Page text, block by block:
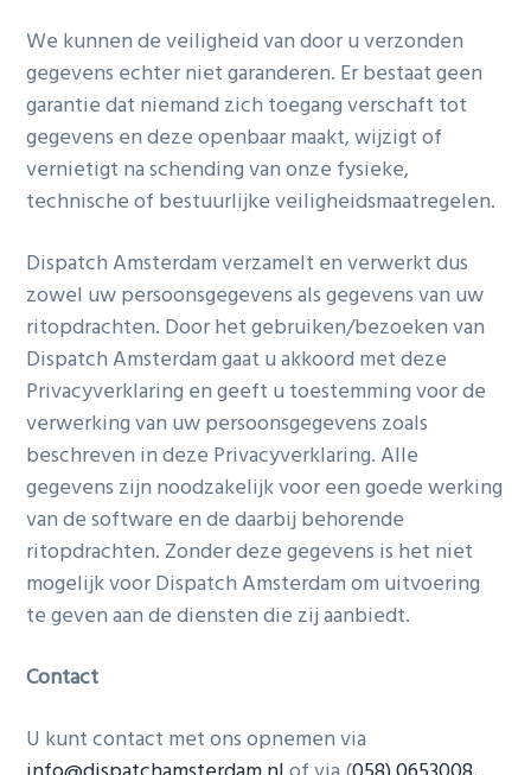
We kunnen de veiligheid van door u verzonden
gegevens echter niet garanderen. Er bestaat geen
garantie dat niemand zich toegang verschaft tot
gegevens en deze openbaar maakt, wijzigt of
vernietigt na schending van onze fysieke,
technische of bestuurlijke veiligheidsmaatregelen.
Dispatch Amsterdam verzamelt en verwerkt dus
zowel uw persoonsgegevens als gegevens van uw
ritopdrachten. Door het gebruiken/bezoeken van
Dispatch Amsterdam gaat u akkoord met deze
Privacyverklaring en geeft u toestemming voor de
verwerking van uw persoonsgegevens zoals
beschreven in deze Privacyverklaring. Alle
gegevens zijn noodzakelijk voor een goede werking
van de software en de daarbij behorende
ritopdrachten. Zonder deze gegevens is het niet
mogelijk voor Dispatch Amsterdam om uitvoering
te geven aan de diensten die zij aanbiedt.
Contact
U kunt contact met ons opnemen via